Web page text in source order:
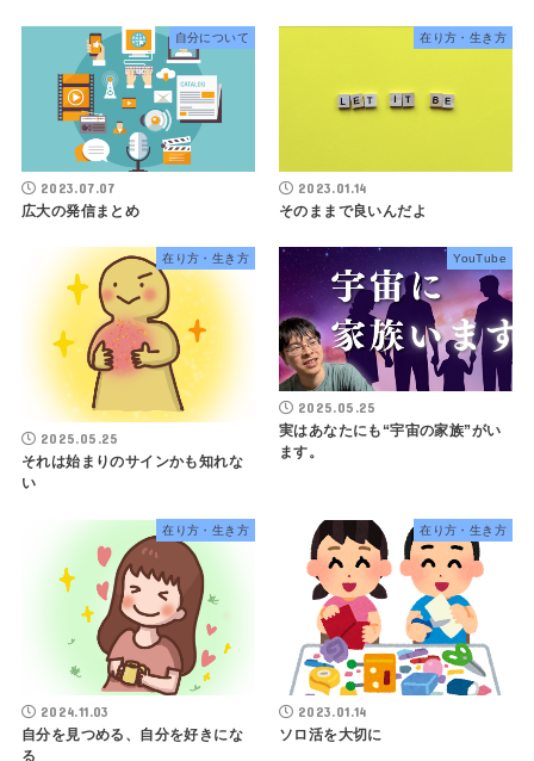
自分について
2023.07.07
広大の発信まとめ
在り方・生き方
2023.01.14
そのままで良いんだよ
在り方・生き方
2025.05.25
それは始まりのサインかも知れな
い
YouTube
2025.05.25
実はあなたにも“宇宙の家族”がい
ます。
在り方・生き方
2024.11.03
自分を見つめる、自分を好きにな
る
在り方・生き方
2023.01.14
ソロ活を大切に